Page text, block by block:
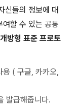
신들의 정보에 대
할 수 있는 공통
방형 표준 프로토
( 구글, 카카오,
발급해줍니다.